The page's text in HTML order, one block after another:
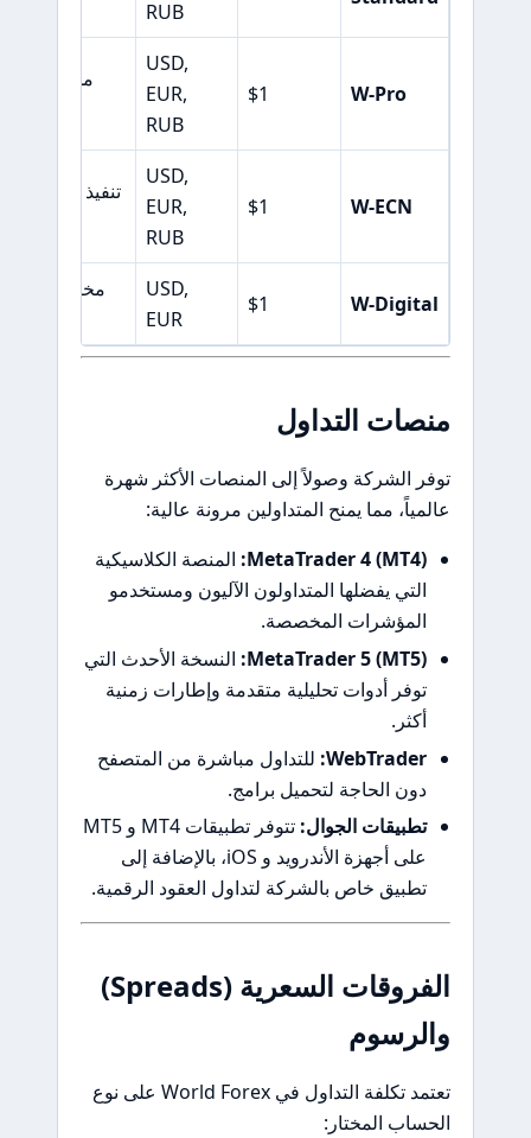
RUB
W-Pro
$1
USD,
EUR,
RUB
مخصص
W-ECN
$1
USD,
EUR,
RUB
تنفيذ مباشر
W-Digital
$1
USD,
EUR
مخصص لتداول
منصات التداول
توفر الشركة وصولاً إلى المنصات الأكثر شهرة
عالمياً، مما يمنح المتداولين مرونة عالية:
MetaTrader 4 (MT4): المنصة الكلاسيكية
التي يفضلها المتداولون الآليون ومستخدمو
المؤشرات المخصصة.
MetaTrader 5 (MT5): النسخة الأحدث التي
توفر أدوات تحليلية متقدمة وإطارات زمنية
أكثر.
WebTrader: للتداول مباشرة من المتصفح
دون الحاجة لتحميل برامج.
تطبيقات الجوال:
تتوفر تطبيقات MT4 و MT5
على أجهزة الأندرويد و iOS، بالإضافة إلى
تطبيق خاص بالشركة لتداول العقود الرقمية.
الفروقات السعرية (Spreads)
والرسوم
تعتمد تكلفة التداول في World Forex على نوع
الحساب المختار: